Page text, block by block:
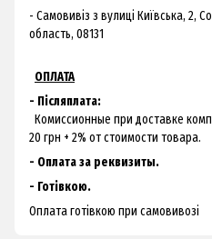
- Самовивіз з вулиці Київська, 2,
область, 08131
ОПЛАТА
- Післяплата:
Комиссионные при доставке
20 грн + 2% от стоимости товара.
- Оплата за реквизиты.
- Готівкою.
Оплата готівкою при самовивозі